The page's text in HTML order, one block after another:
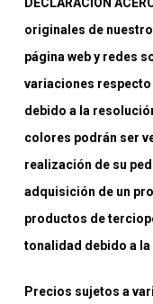
DECLARACIÓN
originales de
página web y redes
variaciones
debido a la
colores podrán ser
realización de su
adquisición de un
productos de
tonalidad debido a
Precios sujetos a